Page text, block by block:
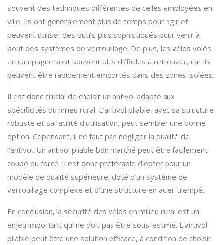
souvent des techniques différentes de celles employées en
ville. Ils ont généralement plus de temps pour agir et
peuvent utiliser des outils plus sophistiqués pour venir à
bout des systèmes de verrouillage. De plus, les vélos volés
en campagne sont souvent plus difficiles à retrouver, car ils
peuvent être rapidement emportés dans des zones isolées.
Il est donc crucial de choisir un antivol adapté aux
spécificités du milieu rural. L'antivol pliable, avec sa structure
robuste et sa facilité d'utilisation, peut sembler une bonne
option. Cependant, il ne faut pas négliger la qualité de
l'antivol. Un antivol pliable bon marché peut être facilement
coupé ou forcé. Il est donc préférable d'opter pour un
modèle de qualité supérieure, doté d'un système de
verrouillage complexe et d'une structure en acier trempé.
En conclusion, la sécurité des vélos en milieu rural est un
enjeu important qui ne doit pas être sous-estimé. L'antivol
pliable peut être une solution efficace, à condition de choisir